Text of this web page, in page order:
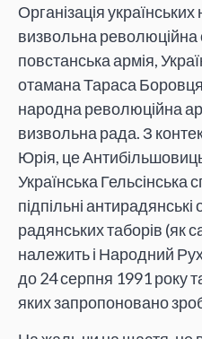
Організація
визвольна революційна
повстанська армія,
отамана Тараса
народна революційна
визвольна рада. З
Юрія, це
Українська Гельсінська
підпільні антирадянські
радянських таборів (як
належить і Народний
до 24 серпня 1991 року та
яких запропоновано